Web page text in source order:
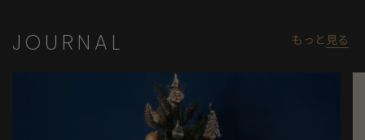
JOURNAL もっと 見る